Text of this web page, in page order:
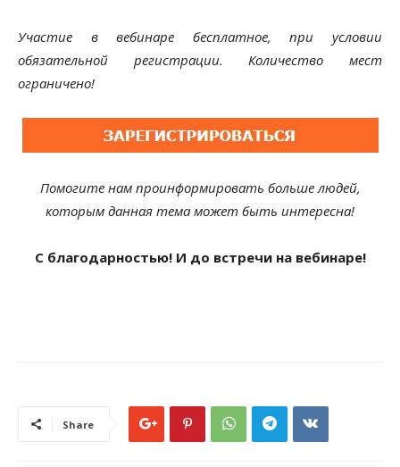
Участие в вебинаре бесплатное, при условии
обязательной регистрации. Количество мест
ограничено!
Помогите нам проинформировать больше людей,
которым данная тема может быть интересна!
С благодарностью! И до встречи на вебинаре!
Share